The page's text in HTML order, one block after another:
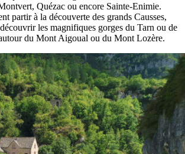
Quézac ou encore Sainte-Enimie.
partir à la découverte des grands Causses,
les magnifiques gorges du Tarn ou de
du Mont Aigoual ou du Mont Lozère.